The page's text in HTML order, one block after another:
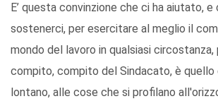
E’ questa convinzione che ci ha aiutato, e
sostenerci, per esercitare al meglio il
mondo del lavoro in qualsiasi
compito, compito del Sindacato, è quello
lontano, alle cose che si profilano